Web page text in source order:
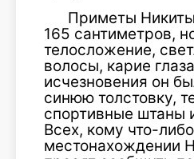
Приметы
165 сантиметров,
телосложение,
волосы, карие
исчезновения он
синюю толстовку,
спортивные штаны
Всех, кому что-
местонахождении